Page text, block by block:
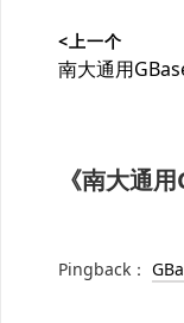
章
<上一个
上
南大通用
《南大通
Pingback：